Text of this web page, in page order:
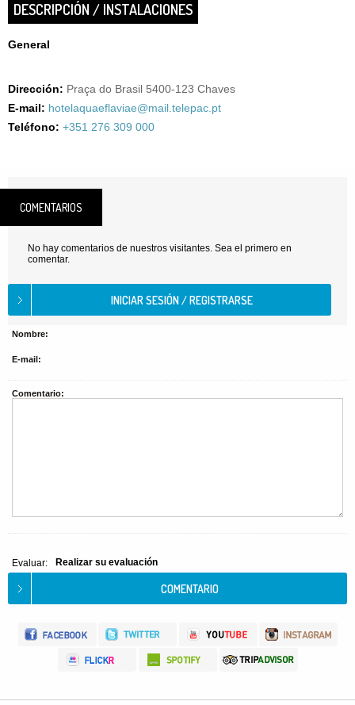
DESCRIPCIÓN / INSTALACIONES
General
Dirección: Praça do Brasil 5400-123 Chaves
E-mail: hotelaquaeflaviae@mail.telepac.pt
Teléfono: +351 276 309 000
COMENTARIOS
No hay comentarios de nuestros visitantes. Sea el primero en
comentar.
Nombre:
E-mail:
Comentario:
Evaluar: Realizar su evaluación